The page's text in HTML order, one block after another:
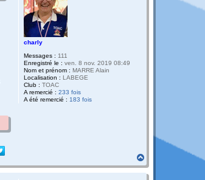
charly
Messages : 111
Enregistré le : ven. 8 nov. 2019 08:49
Nom et prénom : MARRE Alain
Localisation : LABEGE
Club : TOAC
A remercié : 233 fois
A été remercié : 183 fois
a
u